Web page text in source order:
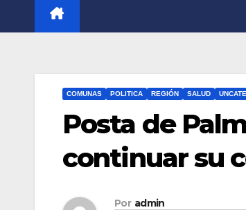
COMUNAS POLITICA REGIÓN SALUD
Posta de
continuar su
Por admin